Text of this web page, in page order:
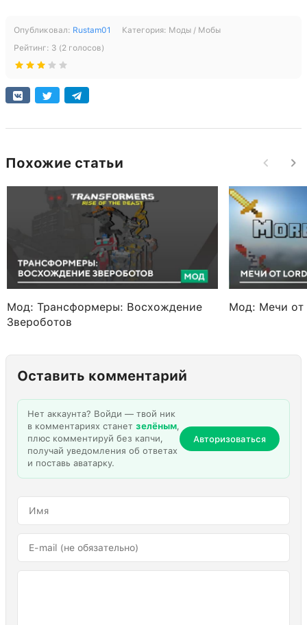
Опубликовал: Rustam01 Категория: Моды / Мобы
Рейтинг: 3 (2 голосов)
Похожие статьи
Мод: Трансформеры: Восхождение
Звероботов
Мод: Мечи от
Оставить комментарий
Нет аккаунта? Войди — твой ник
в комментариях станет зелёным,
плюс комментируй без капчи,
получай уведомления об ответах
и поставь аватарку.
Авторизоваться